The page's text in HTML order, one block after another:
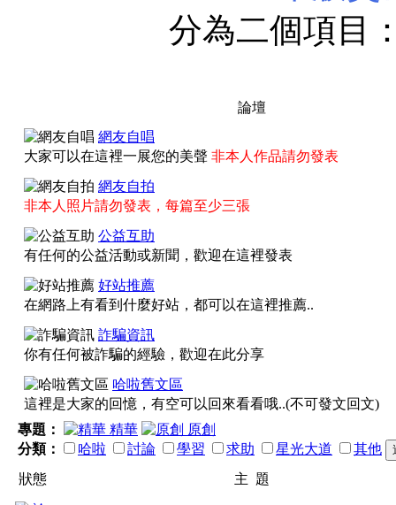
分為二個項目
所有規範均
版區細節
一、休閒討論版區：
1、文章主題為[哈啦]
回文均需切題討論(離
2、為維護論壇品質，
出鎖文動作。
論壇
網友自唱
大家可以在這裡一展您的美聲 非本人作品請勿發表
網友自拍
非本人照片請勿發表，每篇至少三張
公益互助
有任何的公益活動或新聞，歡迎在這裡發表
好站推薦
在網路上有看到什麼好站，都可以在這裡推薦..
詐騙資訊
你有任何被詐騙的經驗，歡迎在此分享
哈啦舊文區
這裡是大家的回憶，有空可以回來看看哦..(不可發文回文)
專題：
精華
原創
分類：
哈啦 討論 學習 求助 星光大道
其他
狀態
主 題